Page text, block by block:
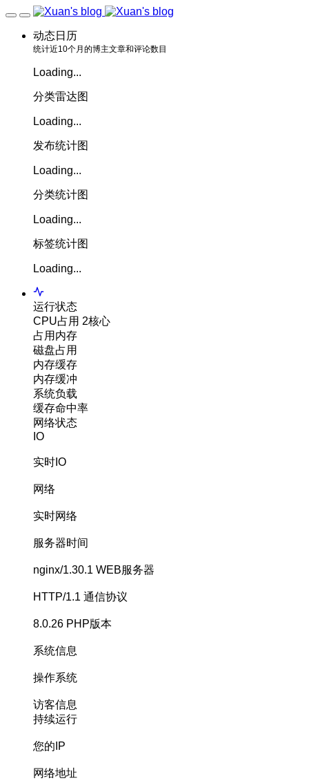
动态日历
统计近10个月的博主文章和评论数目
Loading...
分类雷达图
Loading...
发布统计图
Loading...
分类统计图
Loading...
标签统计图
Loading...
运行状态
CPU占用 2核心
占用内存
磁盘占用
内存缓存
内存缓冲
系统负载
缓存命中率
网络状态
IO
实时IO
网络
实时网络
服务器时间
nginx/1.30.1 WEB服务器
HTTP/1.1 通信协议
8.0.26 PHP版本
系统信息
操作系统
访客信息
持续运行
您的IP
网络地址